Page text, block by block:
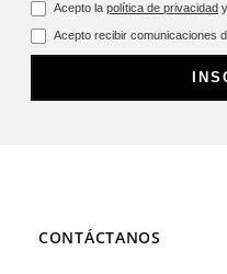
Acepto la política de privacidad
Acepto recibir comunicaciones
CONTÁCTANOS